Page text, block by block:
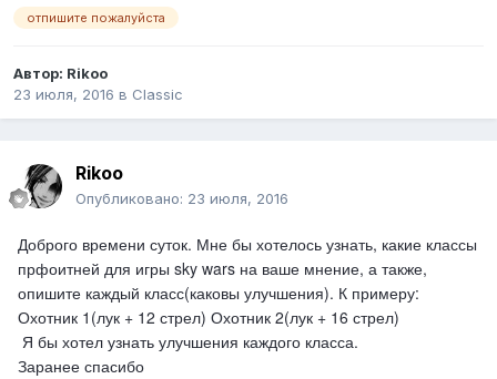
отпишите пожалуйста
Автор: Rikoo
23 июля, 2016 в Classic
Rikoo
Опубликовано: 23 июля, 2016
Доброго времени суток. Мне бы хотелось узнать, какие классы
прфоитней для игры sky wars на ваше мнение, а также,
опишите каждый класс(каковы улучшения). К примеру:
Охотник 1(лук + 12 стрел) Охотник 2(лук + 16 стрел)
Я бы хотел узнать улучшения каждого класса.
Заранее спасибо